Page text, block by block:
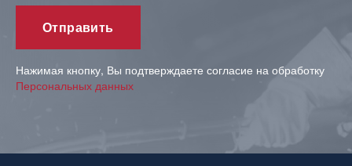
Нажимая кнопку, Вы подтверждаете согласие на обработку
Персональных данных